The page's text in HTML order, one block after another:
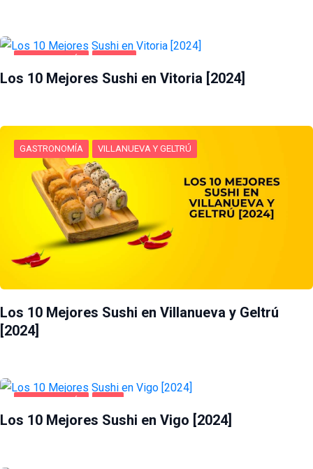
GASTRONOMÍA VITORIA
Los 10 Mejores Sushi en Vitoria [2024]
GASTRONOMÍA VILLANUEVA Y GELTRÚ
Los 10 Mejores Sushi en Villanueva y Geltrú
[2024]
Los 10 Mejores Sushi en Vigo [2024]